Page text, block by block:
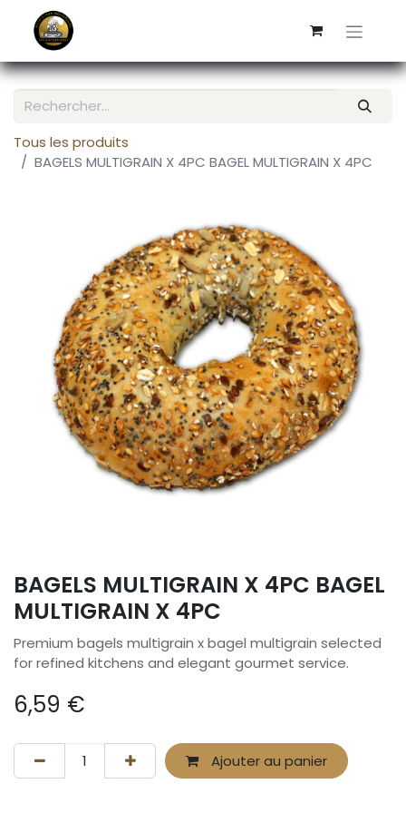
Tous les produits
BAGELS MULTIGRAIN X 4PC BAGEL MULTIGRAIN X 4PC
BAGELS MULTIGRAIN X 4PC BAGEL
MULTIGRAIN X 4PC
Premium bagels multigrain x bagel multigrain selected
for refined kitchens and elegant gourmet service.
6,59 €
Ajouter au panier